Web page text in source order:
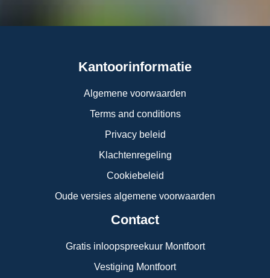
Kantoorinformatie
Algemene voorwaarden
Terms and conditions
Privacy beleid
Klachtenregeling
Cookiebeleid
Oude versies algemene voorwaarden
Contact
Gratis inloopspreekuur Montfoort
Vestiging Montfoort